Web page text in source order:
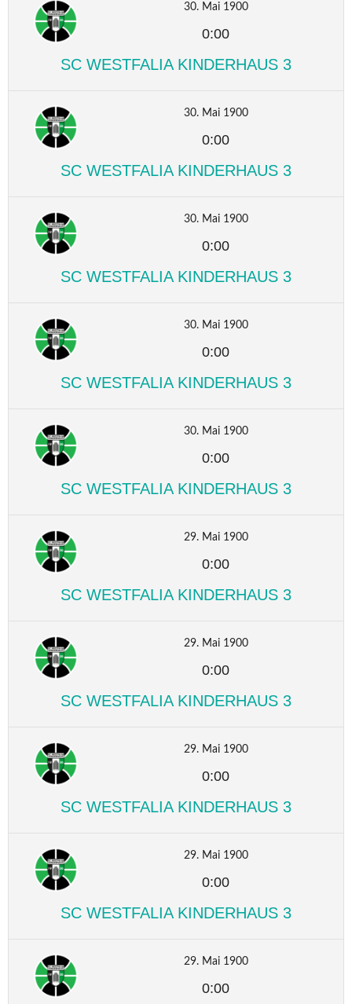
30. Mai 1900
0:00
SC WESTFALIA KINDERHAUS 3
30. Mai 1900
0:00
SC WESTFALIA KINDERHAUS 3
30. Mai 1900
0:00
SC WESTFALIA KINDERHAUS 3
30. Mai 1900
0:00
SC WESTFALIA KINDERHAUS 3
30. Mai 1900
0:00
SC WESTFALIA KINDERHAUS 3
29. Mai 1900
0:00
SC WESTFALIA KINDERHAUS 3
29. Mai 1900
0:00
SC WESTFALIA KINDERHAUS 3
29. Mai 1900
0:00
SC WESTFALIA KINDERHAUS 3
29. Mai 1900
0:00
SC WESTFALIA KINDERHAUS 3
29. Mai 1900
0:00